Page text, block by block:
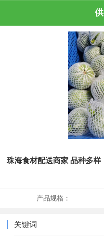
珠海食材配送商家 品种多样
产品规格：
关键词